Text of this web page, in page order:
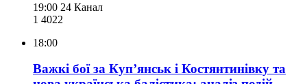
19:00 24 Канал
1 4022
18:00
Важкі бої за Куп’янськ і Костянтинівку та